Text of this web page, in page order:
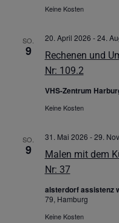
Keine Kosten
SO.
9
Rechenen und
Nr: 109.2
20. April 2026 -24.
VHS-Zentrum
Keine Kosten
SO.
9
Malen mit dem
Nr: 37
31. Mai 2026 -29.
alsterdorf assistenz
79, Hamburg
Keine Kosten